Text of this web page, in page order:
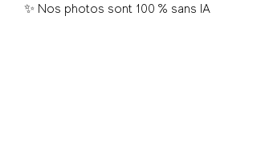
✨ Nos photos sont 100 % sans IA